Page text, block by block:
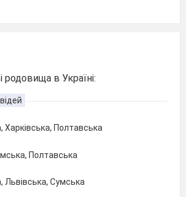
родовища в Україні:
Харківська, Полтавська
Полтавська
Львівська, Сумська